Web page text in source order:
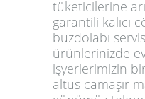
tüketicilerine
garantili kalıcı
buzdolabı
ürünlerinizde
işyerlerimizin
altus camaşır